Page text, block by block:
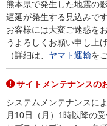
熊本県で発生した地震の
遅延が発生する見込みです
お客様には大変ご迷惑を
うよろしくお願い申し上げ
（詳細は、 ヤマト運輸を
サイトメンテナンスの
システムメンテナンスに
月10日（月）1時以降の受